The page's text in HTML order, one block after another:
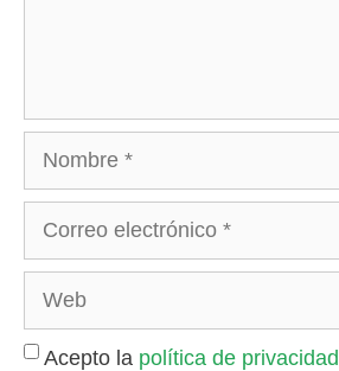
Acepto la política de privacidad